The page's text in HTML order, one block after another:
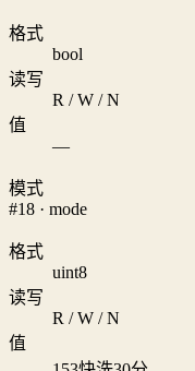
格式
bool
读写
R / W / N
值
—
模式
#18 · mode
格式
uint8
读写
R / W / N
值